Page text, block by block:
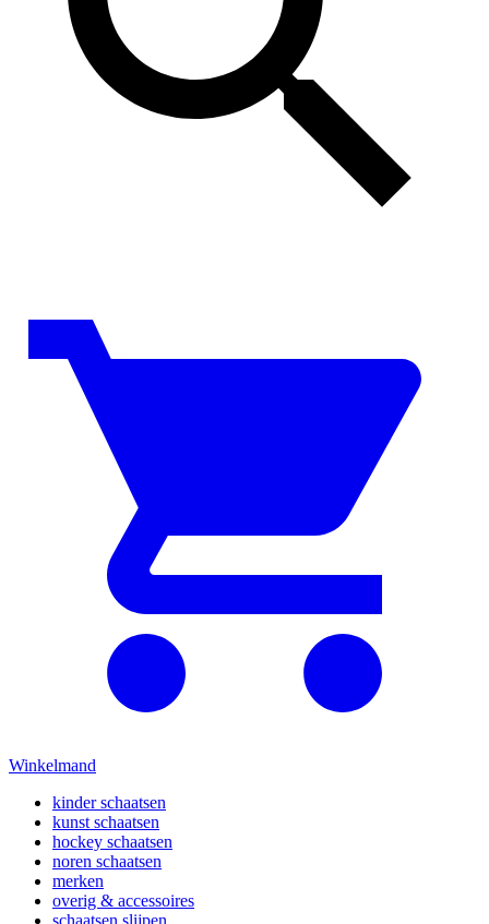
Winkelmand
kinder schaatsen
kunst schaatsen
hockey schaatsen
noren schaatsen
merken
overig & accessoires